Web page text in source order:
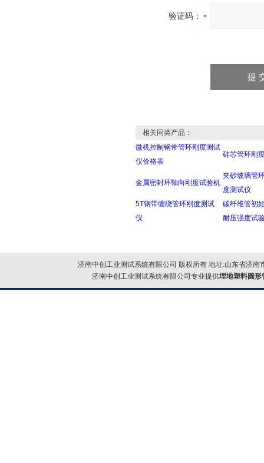
验证码：
相关同类产品：
微机控制钢带管环刚度测试
仪价格表
硅芯管环刚
金属密封环轴向刚度试验机
夹砂玻璃管
度测试仪
5T钢带缠绕管环刚度测试
仪
碳纤维管初
耐压强度试
济南中创工业测试系统有限公司 版权所有 地址:山东省济
济南中创工业测试系统有限公司专业提供埋地塑料圆